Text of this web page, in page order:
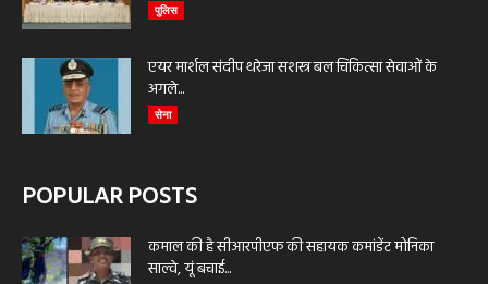
पुलिस
एयर मार्शल संदीप थरेजा सशस्त्र बल चिकित्सा सेवाओं के
अगले...
सेना
POPULAR POSTS
कमाल की है सीआरपीएफ की सहायक कमांडेंट मोनिका
साल्वे, यूं बचाई...